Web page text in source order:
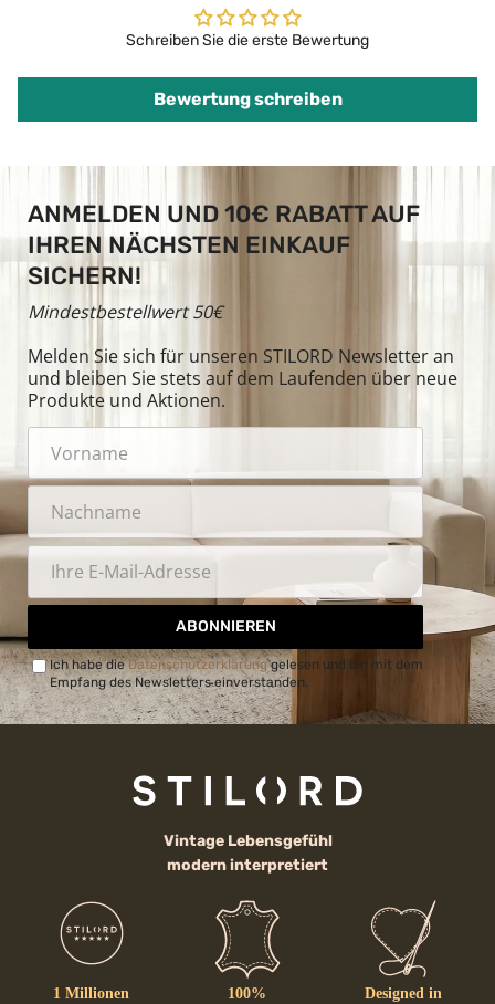
Schreiben Sie die erste Bewertung
Bewertung schreiben
ANMELDEN UND 10€ RABATT AUF
IHREN NÄCHSTEN EINKAUF
SICHERN!
Mindestbestellwert 50€
Melden Sie sich für unseren STILORD Newsletter an
und bleiben Sie stets auf dem Laufenden über neue
Produkte und Aktionen.
ABONNIEREN
Ich habe dieDatenschutzerklärunggelesen und bin mit dem
Empfang des Newsletters einverstanden.
Vintage Lebensgefühl
modern interpretiert
1 Millionen 100% Designed in